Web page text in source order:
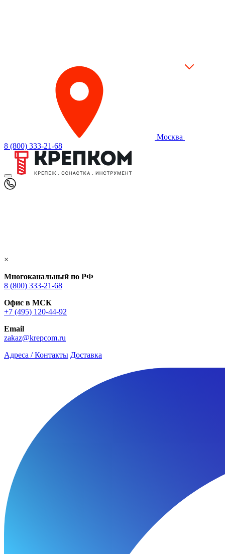
Москва
8 (800) 333-21-68
×
Многоканальный по РФ
8 (800) 333‑21-68
Офис в МСК
+7 (495) 120-44-92
Email
zakaz@krepcom.ru
Адреса / Контакты Доставка